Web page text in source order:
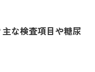
な検査項目や糖尿